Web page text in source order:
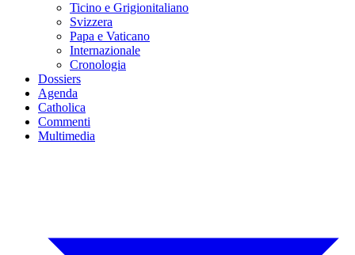
Ticino e Grigionitaliano
Svizzera
Papa e Vaticano
Internazionale
Cronologia
Dossiers
Agenda
Catholica
Commenti
Multimedia